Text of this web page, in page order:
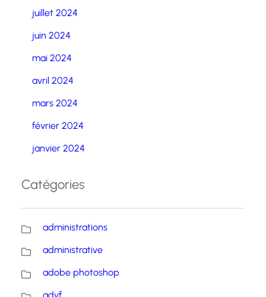
juillet 2024
juin 2024
mai 2024
avril 2024
mars 2024
février 2024
janvier 2024
Catégories
administrations
administrative
adobe photoshop